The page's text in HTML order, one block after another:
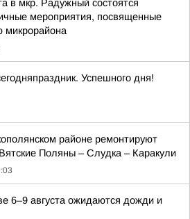
в мкр. Радужный состоятся
мероприятия, посвященные
микрорайона
Успешного дня!
районе ремонтируют
Поляны – Слудка – Каракули
6–9 августа ожидаются дожди и